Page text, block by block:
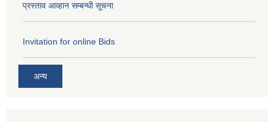
प्रस्ताव आव्हान सम्बन्धी सूचना
Invitation for online Bids
अन्य